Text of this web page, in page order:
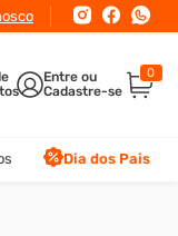
0
Dia dos Pais